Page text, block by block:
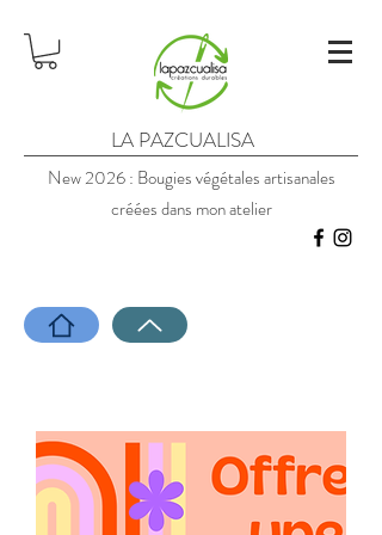
LA PAZCUALISA
New 2026 : Bougies végétales artisanales
créées dans mon atelier